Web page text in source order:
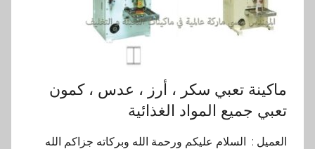
ماكينة تعبي سكر ، أرز ، عدس ، كمون
تعبي جميع المواد الغذائية
العميل : السلام عليكم ورحمة الله وبركاته جزاكم الله